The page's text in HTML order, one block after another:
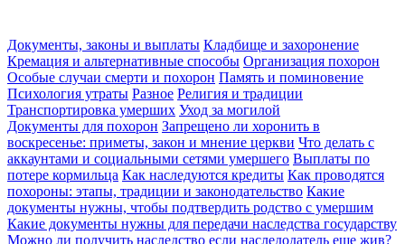
Документы, законы и выплаты Кладбище и захоронение
Кремация и альтернативные способы Организация похорон
Особые случаи смерти и похорон Память и поминовение
Психология утраты Разное Религия и традиции
Транспортировка умерших Уход за могилой
Документы для похорон Запрещено ли хоронить в
воскресенье: приметы, закон и мнение церкви Что делать с
аккаунтами и социальными сетями умершего Выплаты по
потере кормильца Как наследуются кредиты Как проводятся
похороны: этапы, традиции и законодательство Какие
документы нужны, чтобы подтвердить родство с умершим
Какие документы нужны для передачи наследства государству
Можно ли получить наследство если наследодатель еще жив?